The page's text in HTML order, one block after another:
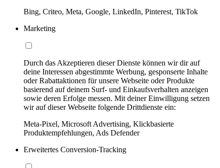
Bing, Criteo, Meta, Google, LinkedIn, Pinterest, TikTok
Marketing
Durch das Akzeptieren dieser Dienste können wir dir auf
deine Interessen abgestimmte Werbung, gesponserte Inhalte
oder Rabattaktionen für unsere Webseite oder Produkte
basierend auf deinem Surf- und Einkaufsverhalten anzeigen
sowie deren Erfolge messen. Mit deiner Einwilligung setzen
wir auf dieser Webseite folgende Drittdienste ein:
Meta-Pixel, Microsoft Advertising, Klickbasierte
Produktempfehlungen, Ads Defender
Erweitertes Conversion-Tracking